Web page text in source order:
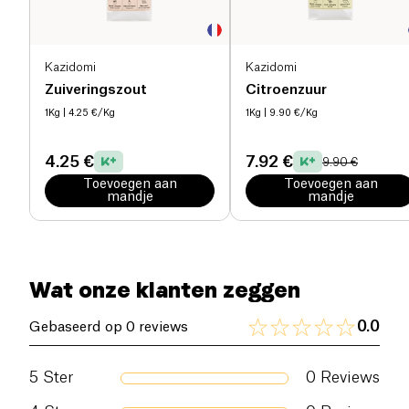
Kazidomi
Zuiveringszout
1Kg | 4.25 €/Kg
4.25 €
Toevoegen aan
mandje
Kazidomi
Citroenzuur
1Kg | 9.90 €/Kg
7.92 € 9.90 €
Toevoegen aan
mandje
Wat onze klanten zeggen
Gebaseerd op 0 reviews 0.0
5 Ster 0 Reviews